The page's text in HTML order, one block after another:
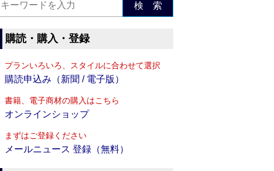
検 索
購読・購入・登録
プランいろいろ、スタイルに合わせて選択
購読申込み（新聞 / 電子版）
書籍、電子商材の購入はこちら
オンラインショップ
まずはご登録ください
メールニュース 登録（無料）